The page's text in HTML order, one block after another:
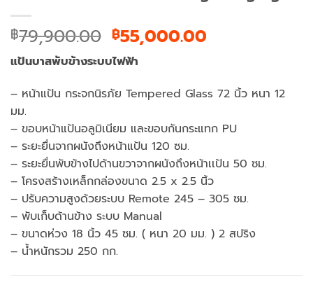
฿79,900.00 Original
price
was:
฿79,900.00.
฿55,000.00
฿55,000.00.
แป้นบาสพับข้างระบบไฟฟ้า
– หน้าแป้น กระจกนิรภัย Tempered Glass 72 นิ้ว หนา 12
มม.
– ขอบหน้าแป้นอลูมิเนียม และขอบกันกระแทก PU
– ระยะยื่นจากผนังถึงหน้าแป้น 120 ซม.
– ระยะยื่นพับข้างไปด้านขวาจากผนังถึงหน้าเเป้น 50 ซม.
– โครงสร้างเหล็กกล่องขนาด 2.5 x 2.5 นิ้ว
– ปรับความสูงด้วยระบบ Remote 245 – 305 ซม.
– พับเก็บด้านข้าง ระบบ Manual
– ขนาดห่วง 18 นิ้ว 45 ซม. ( หนา 20 มม. ) 2 สปริง
– น้ำหนักรวม 250 กก.